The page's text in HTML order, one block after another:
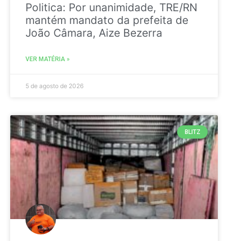
Politica: Por unanimidade, TRE/RN
mantém mandato da prefeita de
João Câmara, Aize Bezerra
VER MATÉRIA »
5 de agosto de 2026
BLITZ